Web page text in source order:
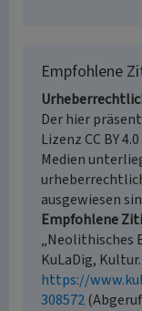
Empfohlene
Der hier
Lizenz CC BY
Medien
ausgewiesen
Empfohlene
„Neolithisches
KuLaDig,
https://
308572